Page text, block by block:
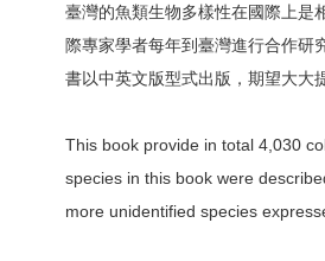
臺灣的魚類生物多樣性在國際上是
際專家學者每年到臺灣進行合作研
書以中英文版型式出版，期望大大
This book provide in total 4,030
species in this book were
more unidentified species